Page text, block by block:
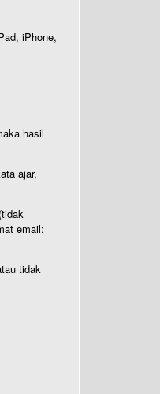
iPhone,
hasil
ajar,
email:
tidak